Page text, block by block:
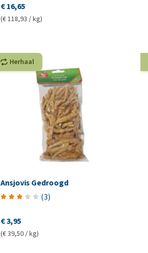
€ 16,65
(€ 118,93 / kg)
Herhaal
Ansjovis Gedroogd
(3)
€ 3,95
(€ 39,50 / kg)